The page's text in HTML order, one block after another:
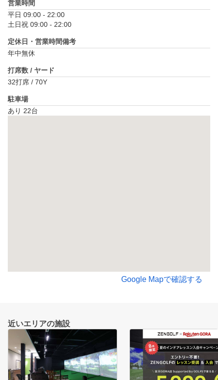
営業時間
平日 09:00 - 22:00
土日祝 09:00 - 22:00
定休日・営業時間備考
年中無休
打席数 / ヤード
32打席 / 70Y
駐車場
あり 22台
Google Mapで確認する
近いエリアの施設